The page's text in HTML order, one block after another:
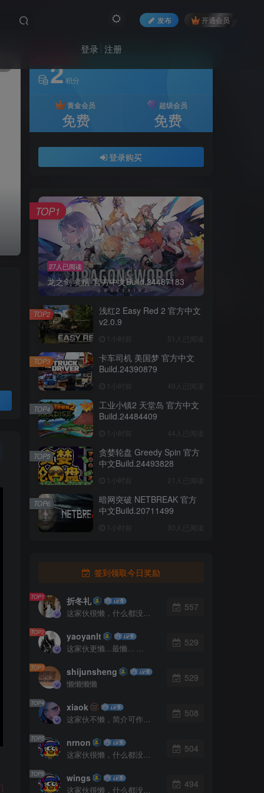
发布 开通会员
登录 注册
2积分
黄金会员
免费
超级会员
免费
登录购买
27人已阅读
龙之剑 觉醒 官方中文Build.24487183
TOP1
浅红2 Easy Red 2 官方中文
v2.0.9
1小时前 51人已阅读
TOP2
卡车司机 美国梦 官方中文
Build.24390879
1小时前 49人已阅读
TOP3
工业小镇2 天堂岛 官方中文
Build.24484409
1小时前 44人已阅读
TOP4
贪婪轮盘 Greedy Spin 官方
中文Build.24493828
1小时前 21人已阅读
TOP5
暗网突破 NETBREAK 官方
中文Build.20711499
1小时前 30人已阅读
TOP6
签到领取今日奖励
TOP1 折冬礼
这家伙很懒，什么都没有写...
557
TOP2 yaoyanlt
这家伙更懒...最懒... ...
529
TOP3 shijunsheng
懒懒懒懒
529
TOP4 xiaok
这家伙不懒，简介可作证！
508
TOP5 nrnon
这家伙很懒，什么都没有写...
504
TOP6 wings
这家伙很懒，什么都没有写...
494